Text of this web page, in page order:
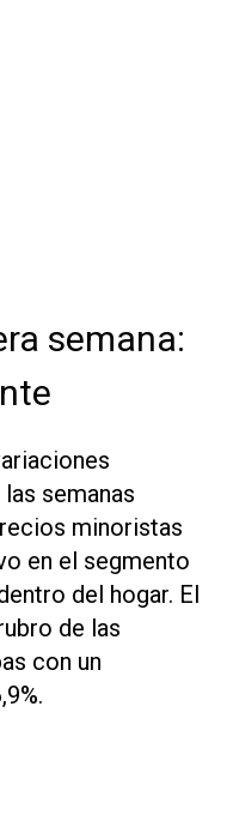
semana:
semanas
minoristas
en el segmento
del hogar. El
de las
con un